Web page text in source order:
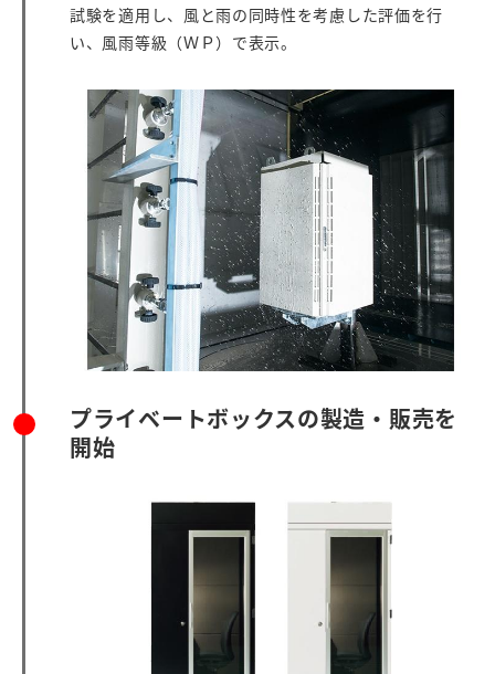
試験を適用し、風と雨の同時性を考慮した評価を行
い、風雨等級（ＷＰ）で表示。
プライベートボックスの製造・販売を
開始